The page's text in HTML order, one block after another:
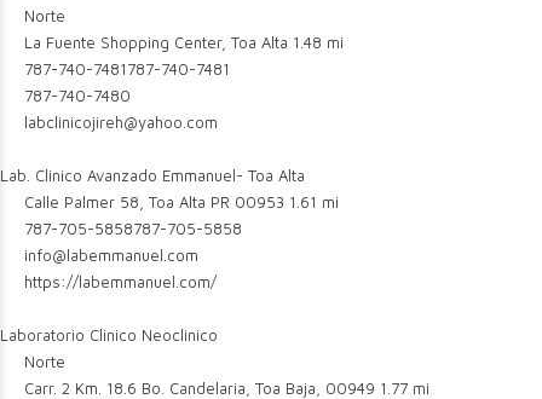
Norte
La Fuente Shopping Center, Toa Alta 1.48 mi
787-740-7481787-740-7481
787-740-7480
labclinicojireh@yahoo.com
Lab. Clinico Avanzado Emmanuel- Toa Alta
Calle Palmer 58, Toa Alta PR 00953 1.61 mi
787-705-5858787-705-5858
info@labemmanuel.com
https://labemmanuel.com/
Laboratorio Clinico Neoclinico
Norte
Carr. 2 Km. 18.6 Bo. Candelaria, Toa Baja, 00949 1.77 mi